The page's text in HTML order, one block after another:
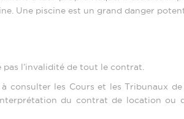
Une piscine est un grand danger
l’invalidité de tout le contrat.
consulter les Cours et les Tribunaux
du contrat de location ou